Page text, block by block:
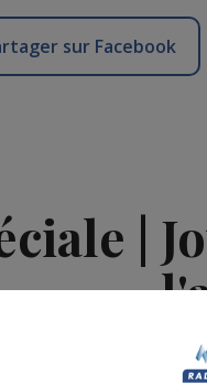
sur Facebook
|
13